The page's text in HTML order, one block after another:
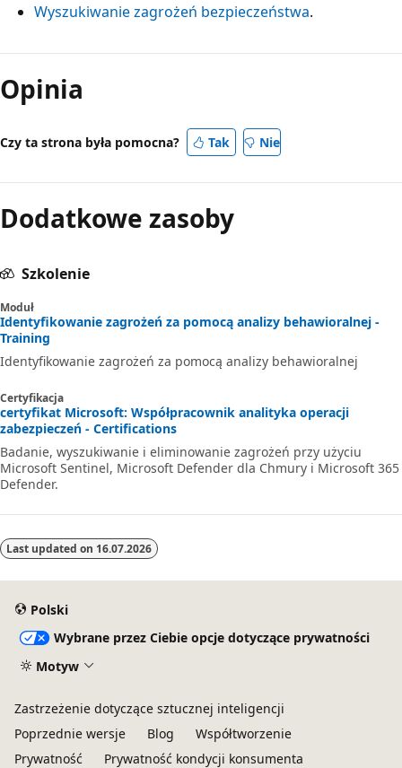
Wyszukiwanie zagrożeń bezpieczeństwa.
Opinia
Czy ta strona była pomocna? Tak Nie
Dodatkowe zasoby
Szkolenie
Moduł
Identyfikowanie zagrożeń za pomocą analizy behawioralnej -
Training
Identyfikowanie zagrożeń za pomocą analizy behawioralnej
Certyfikacja
certyfikat Microsoft: Współpracownik analityka operacji
zabezpieczeń - Certifications
Badanie, wyszukiwanie i eliminowanie zagrożeń przy użyciu
Microsoft Sentinel, Microsoft Defender dla Chmury i Microsoft 365
Defender.
Last updated on 16.07.2026
Polski
Wybrane przez Ciebie opcje dotyczące prywatności
Motyw
Zastrzeżenie dotyczące sztucznej inteligencji
Poprzednie wersje
Blog
Współtworzenie
Prywatność
Prywatność kondycji konsumenta